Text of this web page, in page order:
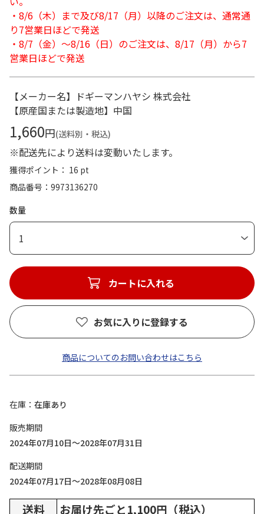
・8/6（木）まで及び8/17（月）以降のご注文は、通常通
り7営業日ほどで発送
・8/7（金）～8/16（日）のご注文は、8/17（月）から7
営業日ほどで発送
【メーカー名】ドギーマンハヤシ 株式会社
【原産国または製造地】中国
1,660円(送料別・税込)
※配送先により送料は変動いたします。
獲得ポイント： 16 pt
商品番号
9973136270
数量
1
カートに入れる
お気に入りに登録する
商品についてのお問い合わせはこちら
在庫
在庫あり
販売期間
2024年07月10日～2028年07月31日
配送期間
2024年07月17日～2028年08月08日
送料 お届け先ごと1,100円（税込）